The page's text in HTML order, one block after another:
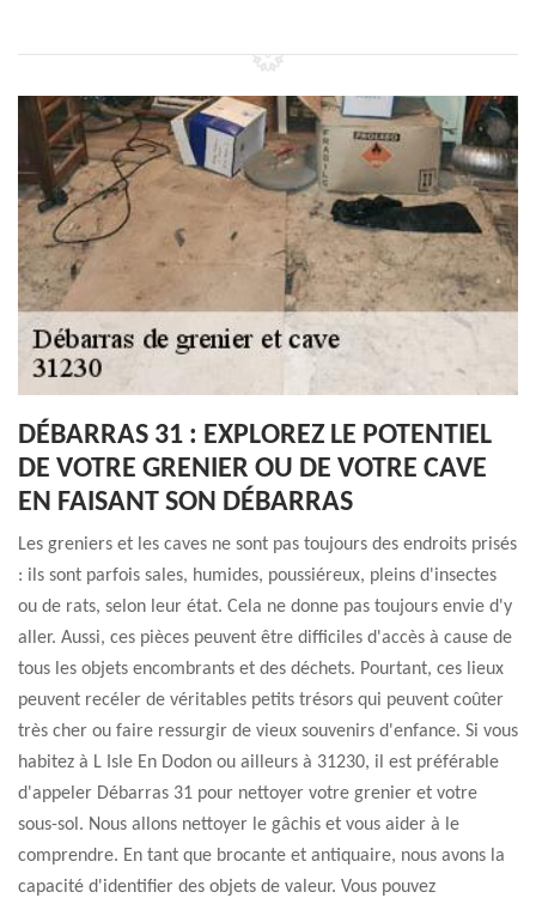
DÉBARRAS 31 : EXPLOREZ LE POTENTIEL
DE VOTRE GRENIER OU DE VOTRE CAVE
EN FAISANT SON DÉBARRAS
Les greniers et les caves ne sont pas toujours des endroits prisés
: ils sont parfois sales, humides, poussiéreux, pleins d'insectes
ou de rats, selon leur état. Cela ne donne pas toujours envie d'y
aller. Aussi, ces pièces peuvent être difficiles d'accès à cause de
tous les objets encombrants et des déchets. Pourtant, ces lieux
peuvent recéler de véritables petits trésors qui peuvent coûter
très cher ou faire ressurgir de vieux souvenirs d'enfance. Si vous
habitez à L Isle En Dodon ou ailleurs à 31230, il est préférable
d'appeler Débarras 31 pour nettoyer votre grenier et votre
sous-sol. Nous allons nettoyer le gâchis et vous aider à le
comprendre. En tant que brocante et antiquaire, nous avons la
capacité d'identifier des objets de valeur. Vous pouvez